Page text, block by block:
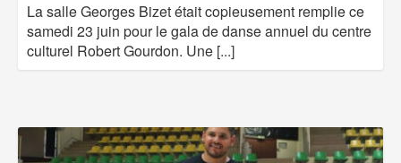
La salle Georges Bizet était copieusement remplie ce
samedi 23 juin pour le gala de danse annuel du centre
culturel Robert Gourdon. Une [...]